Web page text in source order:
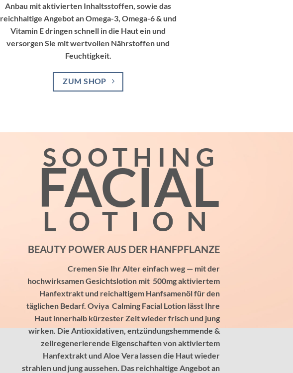
Anbau mit aktivierten Inhaltsstoffen, sowie das
reichhaltige Angebot an Omega-3, Omega-6 & und
Vitamin E dringen schnell in die Haut ein und
versorgen Sie mit wertvollen Nährstoffen und
Feuchtigkeit.
ZUM SHOP
SOOTHING
FACIAL
LOTION
BEAUTY POWER AUS DER HANFPFLANZE
Cremen Sie Ihr Alter einfach weg — mit der
hochwirksamen Gesichtslotion mit 500mg aktiviertem
Hanfextrakt und reichaltigem Hanfsamenöl für den
täglichen Bedarf. Oviya Calming Facial Lotion lässt Ihre
Haut innerhalb kürzester Zeit wieder frisch und jung
wirken. Die Antioxidativen, entzündungshemmende &
zellregenerierende Eigenschaften von aktiviertem
Hanfextrakt und Aloe Vera lassen die Haut wieder
strahlen und jung aussehen. Das reichhaltige Angebot an